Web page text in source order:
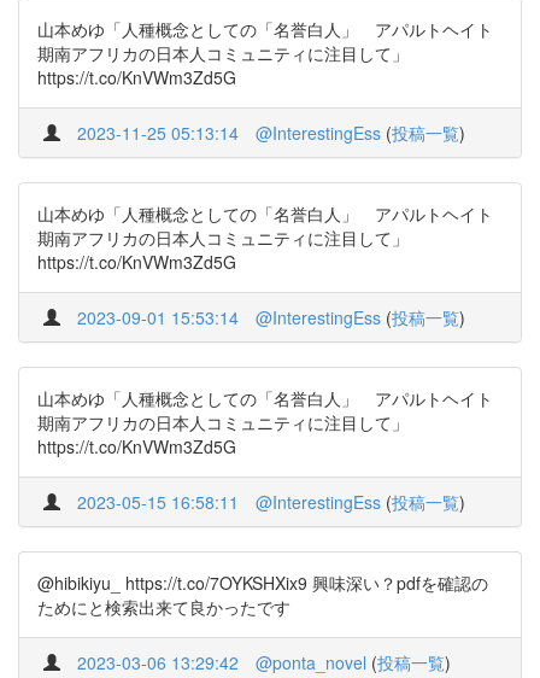
山本めゆ「人種概念としての「名誉白人」 アパルトヘイト
期南アフリカの日本人コミュニティに注目して」
https://t.co/KnVWm3Zd5G
2023-11-25 05:13:14 @InterestingEss (投稿一覧)
山本めゆ「人種概念としての「名誉白人」 アパルトヘイト
期南アフリカの日本人コミュニティに注目して」
https://t.co/KnVWm3Zd5G
2023-09-01 15:53:14 @InterestingEss (投稿一覧)
山本めゆ「人種概念としての「名誉白人」 アパルトヘイト
期南アフリカの日本人コミュニティに注目して」
https://t.co/KnVWm3Zd5G
2023-05-15 16:58:11 @InterestingEss (投稿一覧)
@hibikiyu_ https://t.co/7OYKSHXix9 興味深い？pdfを確認の
ためにと検索出来て良かったです
2023-03-06 13:29:42 @ponta_novel (投稿一覧)